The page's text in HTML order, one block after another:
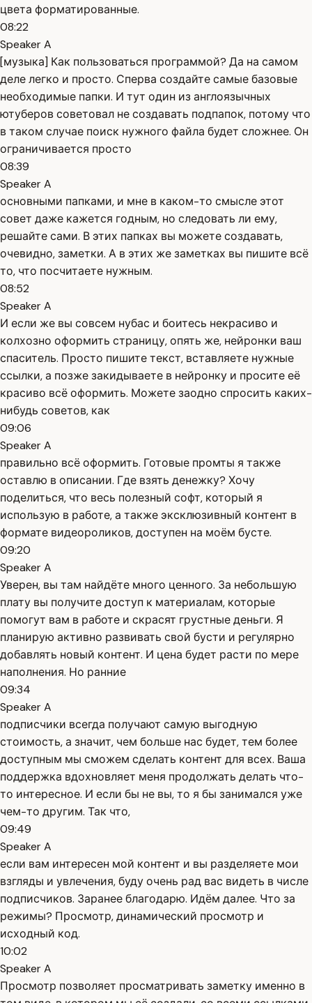
цвета форматированные.
08:22
Speaker A
[музыка] Как пользоваться программой? Да на самом
деле легко и просто. Сперва создайте самые базовые
необходимые папки. И тут один из англоязычных
ютуберов советовал не создавать подпапок, потому что
в таком случае поиск нужного файла будет сложнее. Он
ограничивается просто
08:39
Speaker A
основными папками, и мне в каком-то смысле этот
совет даже кажется годным, но следовать ли ему,
решайте сами. В этих папках вы можете создавать,
очевидно, заметки. А в этих же заметках вы пишите всё
то, что посчитаете нужным.
08:52
Speaker A
И если же вы совсем нубас и боитесь некрасиво и
колхозно оформить страницу, опять же, нейронки ваш
спаситель. Просто пишите текст, вставляете нужные
ссылки, а позже закидываете в нейронку и просите её
красиво всё оформить. Можете заодно спросить каких-
нибудь советов, как
09:06
Speaker A
правильно всё оформить. Готовые промты я также
оставлю в описании. Где взять денежку? Хочу
поделиться, что весь полезный софт, который я
использую в работе, а также эксклюзивный контент в
формате видеороликов, доступен на моём бусте.
09:20
Speaker A
Уверен, вы там найдёте много ценного. За небольшую
плату вы получите доступ к материалам, которые
помогут вам в работе и скрасят грустные деньги. Я
планирую активно развивать свой бусти и регулярно
добавлять новый контент. И цена будет расти по мере
наполнения. Но ранние
09:34
Speaker A
подписчики всегда получают самую выгодную
стоимость, а значит, чем больше нас будет, тем более
доступным мы сможем сделать контент для всех. Ваша
поддержка вдохновляет меня продолжать делать что-
то интересное. И если бы не вы, то я бы занимался уже
чем-то другим. Так что,
09:49
Speaker A
если вам интересен мой контент и вы разделяете мои
взгляды и увлечения, буду очень рад вас видеть в числе
подписчиков. Заранее благодарю. Идём далее. Что за
режимы? Просмотр, динамический просмотр и
исходный код.
10:02
Speaker A
Просмотр позволяет просматривать заметку именно в